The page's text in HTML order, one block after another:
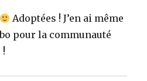
Adoptées ! J’en ai même
pour la communauté